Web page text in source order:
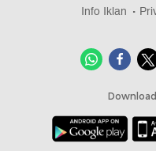
Info Iklan